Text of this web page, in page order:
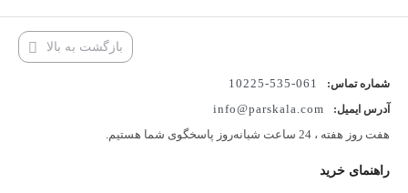
بازگشت به بالا
شماره تماس: 061-535-10225
آدرس ایمیل:
info@parskala.com
هفت روز هفته ، 24 ساعت شبانه‌روز پاسخگوی شما هستیم.
راهنمای خرید